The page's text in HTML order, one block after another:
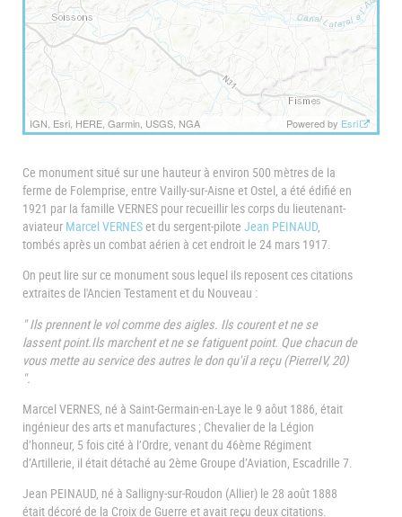
IGN, Esri, HERE, Garmin, USGS, NGA Powered by Esri
Ce monument situé sur une hauteur à environ 500 mètres de la
ferme de Folemprise, entre Vailly-sur-Aisne et Ostel, a été édifié en
1921 par la famille VERNES pour recueillir les corps du lieutenant-
aviateur Marcel VERNESet du sergent-pilote Jean PEINAUD
tombés après un combat aérien à cet endroit le 24 mars 1917.
On peut lire sur ce monument sous lequel ils reposent ces citations
extraites de l'Ancien Testament et du Nouveau :
" Ils prennent le vol comme des aigles. Ils courent et ne se
lassent point.Ils marchent et ne se fatiguent point. Que chacun de
vous mette au service des autres le don qu'il a reçu (PierreIV, 20)
".
Marcel VERNES, né à Saint-Germain-en-Laye le 9 aôut 1886, était
ingénieur des arts et manufactures ; Chevalier de la Légion
d’honneur, 5 fois cité à l’Ordre, venant du 46ème Régiment
d’Artillerie, il était détaché au 2ème Groupe d’Aviation, Escadrille 7.
Jean PEINAUD, né à Salligny-sur-Roudon (Allier) le 28 août 1888
était décoré de la Croix de Guerre et avait reçu deux citations.